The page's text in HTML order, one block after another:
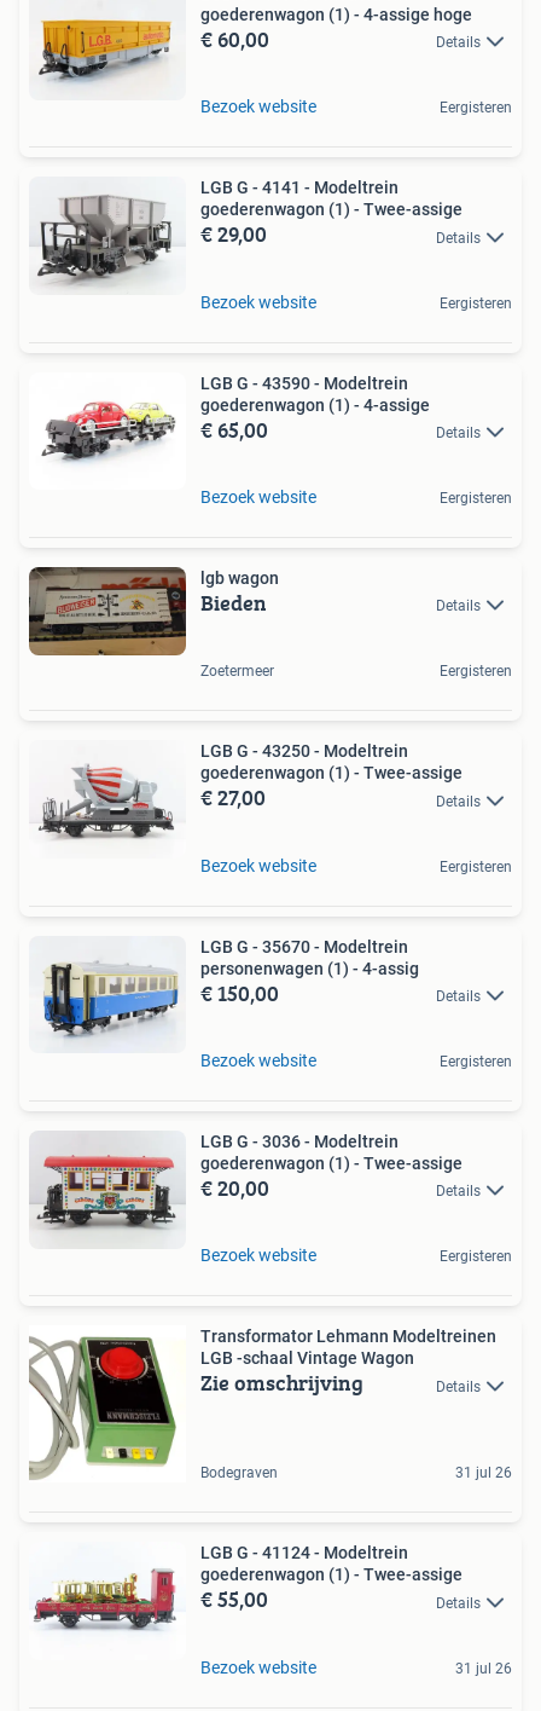
goederenwagon (1) - 4-assige hoge
€ 60,00 Details
Bezoek website Eergisteren
LGB G - 4141 - Modeltrein
goederenwagon (1) - Twee-assige
€ 29,00 Details
Bezoek website Eergisteren
LGB G - 43590 - Modeltrein
goederenwagon (1) - 4-assige
€ 65,00 Details
Bezoek website Eergisteren
lgb wagon
Bieden Details
Zoetermeer Eergisteren
LGB G - 43250 - Modeltrein
goederenwagon (1) - Twee-assige
€ 27,00 Details
Bezoek website Eergisteren
LGB G - 35670 - Modeltrein
personenwagen (1) - 4-assig
€ 150,00 Details
Bezoek website Eergisteren
LGB G - 3036 - Modeltrein
goederenwagon (1) - Twee-assige
€ 20,00 Details
Bezoek website Eergisteren
Transformator Lehmann Modeltreinen
LGB -schaal Vintage Wagon
Zie omschrijving Details
Bodegraven 31 jul 26
LGB G - 41124 - Modeltrein
goederenwagon (1) - Twee-assige
€ 55,00 Details
Bezoek website 31 jul 26